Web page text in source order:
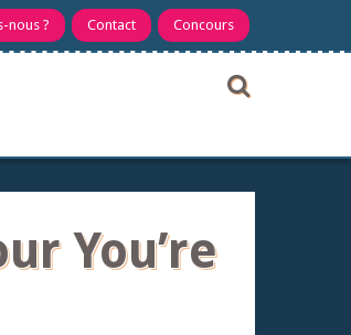
nous ? Contact Concours
You’re